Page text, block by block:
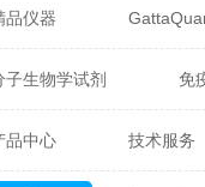
品仪器
Sterlitech
Verichem
子生物学试剂 免
剂 材料学试剂
品中心 技术服务